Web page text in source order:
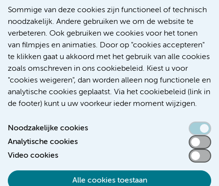
Sommige van deze cookies zijn functioneel of technisch
noodzakelijk. Andere gebruiken we om de website te
verbeteren. Ook gebruiken we cookies voor het tonen
van filmpjes en animaties. Door op "cookies accepteren"
te klikken gaat u akkoord met het gebruik van alle cookies
zoals omschreven in ons cookiebeleid. Kiest u voor
"cookies weigeren", dan worden alleen nog functionele en
analytische cookies geplaatst. Via het cookiebeleid (link in
de footer) kunt u uw voorkeur ieder moment wijzigen.
Noodzakelijke cookies
Analytische cookies
Video cookies
Alle cookies toestaan
Prijs en Geld Infectieziekten
Maag-, darm-, en leverziekten
Meer
Toegankelijkheidsverklaring
Algemene privacyverklaring